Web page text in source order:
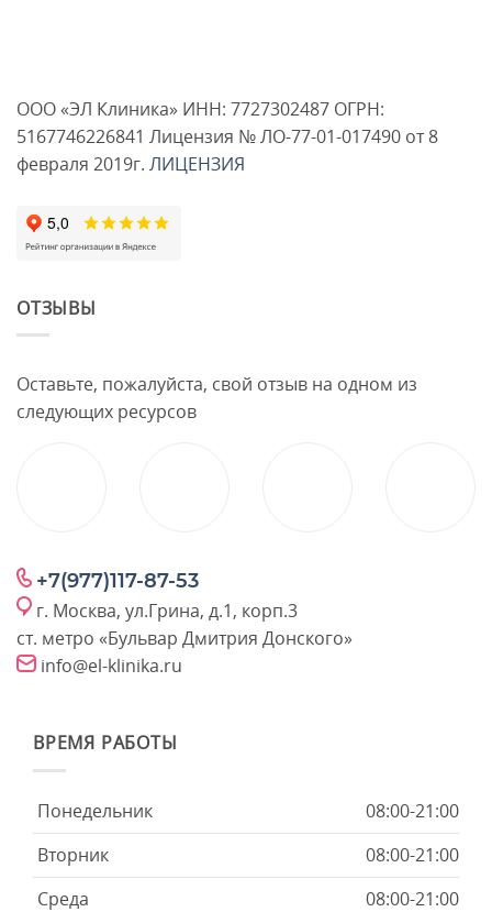
ООО «ЭЛ Клиника» ИНН: 7727302487 ОГРН:
5167746226841 Лицензия № ЛО-77-01-017490 от 8
февраля 2019г. ЛИЦЕНЗИЯ
ОТЗЫВЫ
Оставьте, пожалуйста, свой отзыв на одном из
следующих ресурсов
+7(977)117-87-53
г. Москва, ул.Грина, д.1, корп.3
ст. метро «Бульвар Дмитрия Донского»
info@el-klinika.ru
ВРЕМЯ РАБОТЫ
Понедельник
08:00-21:00
Вторник
08:00-21:00
Среда
08:00-21:00